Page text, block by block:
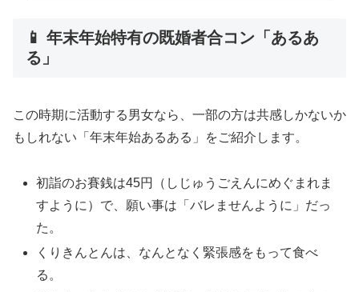
📱 年末年始特有の既婚者合コン「あるあ
る」
この時期に活動する男女なら、一部の方は共感しかないか
もしれない「年末年始あるある」をご紹介します。
初詣のお賽銭は45円（しじゅうごえんにめぐまれま
すように）で、願い事は「バレませんように」だっ
た。
くりきんとんは、なんとなく緊張感をもって食べ
る。